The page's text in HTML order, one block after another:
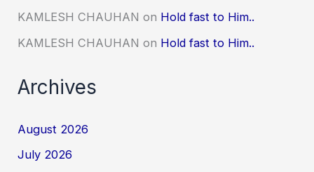
KAMLESH CHAUHAN on Hold fast to Him..
KAMLESH CHAUHAN on Hold fast to Him..
Archives
August 2026
July 2026